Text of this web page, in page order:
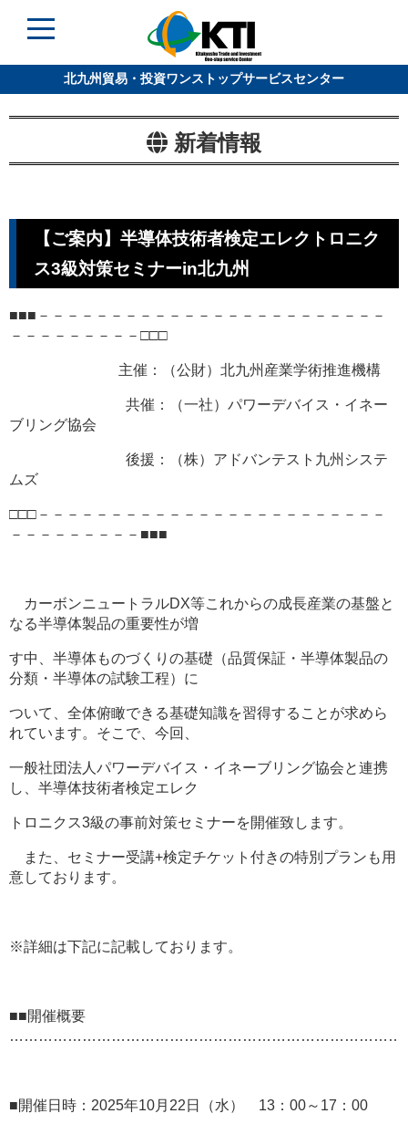
北九州貿易・投資ワンストップサービスセンター
新着情報
【ご案内】半導体技術者検定エレクトロニク
ス3級対策セミナーin北九州
■■■－－－－－－－－－－－－－－－－－－－－－－－－
－－－－－－－－－□□□
主催：（公財）北九州産業学術推進機構
共催：（一社）パワーデバイス・イネー
ブリング協会
後援：（株）アドバンテスト九州システ
ムズ
□□□－－－－－－－－－－－－－－－－－－－－－－－－
－－－－－－－－－■■■
カーボンニュートラルDX等これからの成長産業の基盤と
なる半導体製品の重要性が増
す中、半導体ものづくりの基礎（品質保証・半導体製品の
分類・半導体の試験工程）に
ついて、全体俯瞰できる基礎知識を習得することが求めら
れています。そこで、今回、
一般社団法人パワーデバイス・イネーブリング協会と連携
し、半導体技術者検定エレク
トロニクス3級の事前対策セミナーを開催致します。
また、セミナー受講+検定チケット付きの特別プランも用
意しております。
※詳細は下記に記載しております。
■■開催概要
■開催日時：2025年10月22日（水） 13：00～17：00